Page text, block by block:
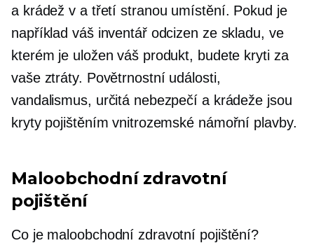
a krádež v a třetí stranou umístění. Pokud je
například váš inventář odcizen ze skladu, ve
kterém je uložen váš produkt, budete kryti za
vaše ztráty. Povětrnostní události,
vandalismus, určitá nebezpečí a krádeže jsou
kryty pojištěním vnitrozemské námořní plavby.
Maloobchodní zdravotní
pojištění
Co je maloobchodní zdravotní pojištění?